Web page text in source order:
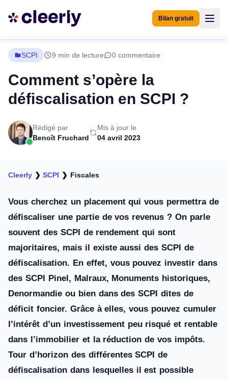
Bilan gratuit
SCPI 9 min de lecture 0 commentaire
Comment s’opère la
défiscalisation en SCPI ?
Rédigé par
Benoît Fruchard
Mis à jour le
04 avril 2023
Cleerly ❯SCPI ❯ Fiscales
Vous cherchez un placement qui vous permettra de
défiscaliser une partie de vos revenus ? On parle
souvent des SCPI de rendement qui sont
majoritaires, mais il existe aussi des SCPI de
défiscalisation. En effet, vous pouvez investir dans
des SCPI Pinel, Malraux, Monuments historiques,
Denormandie ou bien dans des SCPI dites de
déficit foncier. Grâce à elles, vous pouvez cumuler
l’intérêt d’un investissement peu risqué et rentable
dans l’immobilier et la réduction de vos impôts.
Tour d’horizon des différentes SCPI de
défiscalisation dans lesquelles il est possible